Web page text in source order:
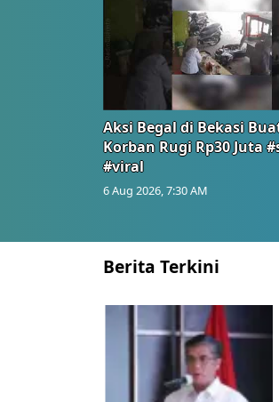
Aksi Begal di Bekasi
Korban Rugi Rp30 Juta
#viral
6 Aug 2026, 7:30 AM
Berita Terkini